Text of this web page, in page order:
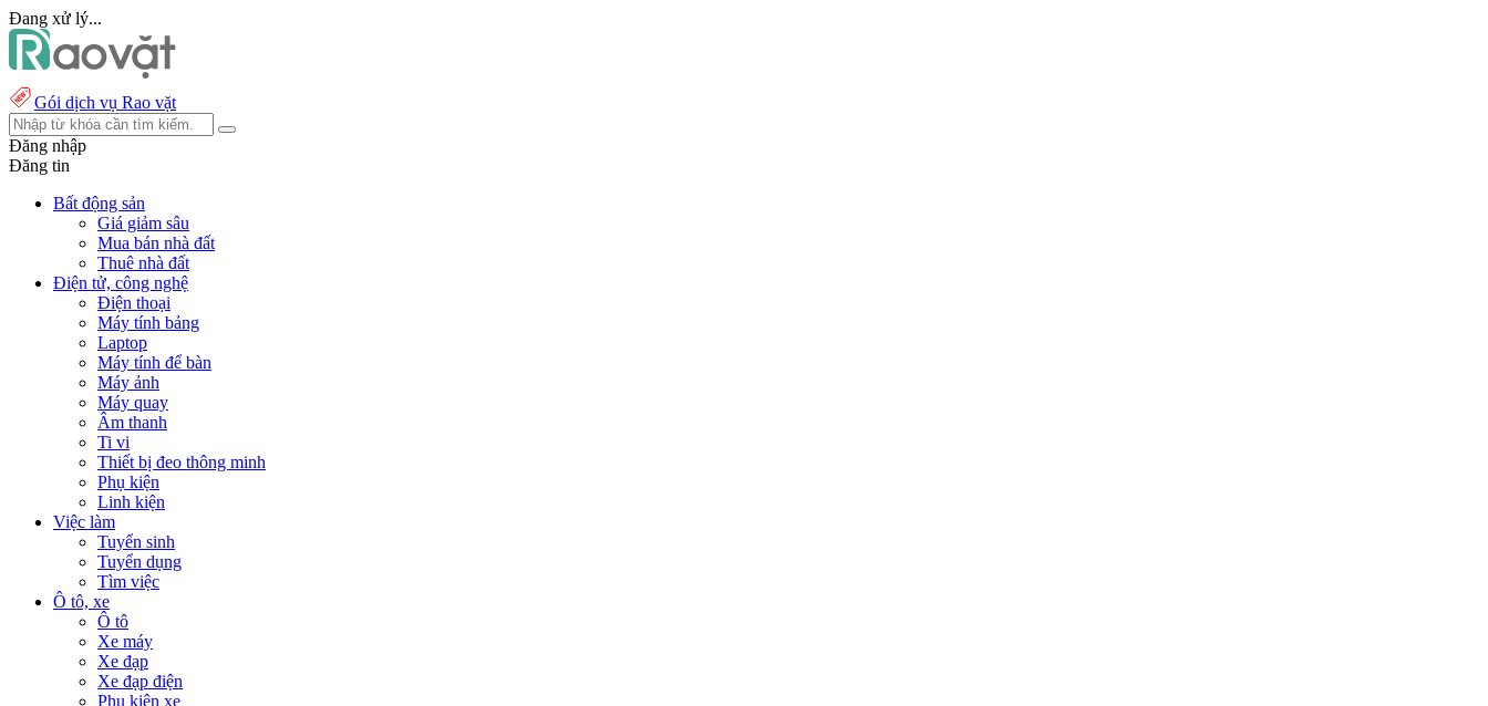
Đang xử lý...
Gói dịch vụ Rao vặt
Đăng nhập
Đăng tin
Bất động sản
Giá giảm sâu
Mua bán nhà đất
Thuê nhà đất
Điện tử, công nghệ
Điện thoại
Máy tính bảng
Laptop
Máy tính để bàn
Máy ảnh
Máy quay
Âm thanh
Ti vi
Thiết bị đeo thông minh
Phụ kiện
Linh kiện
Việc làm
Tuyển sinh
Tuyển dụng
Tìm việc
Ô tô, xe
Ô tô
Xe máy
Xe đạp
Xe đạp điện
Phụ kiện xe